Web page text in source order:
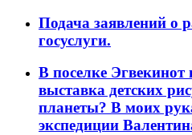
Подача заявлений о
госуслуги.
В поселке
выставка детских
планеты? В моих
экспедиции